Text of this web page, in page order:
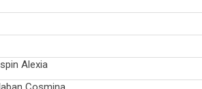
Alexia